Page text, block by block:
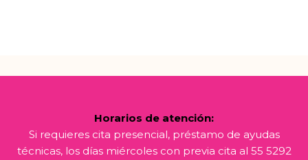
Horarios de atención:
Si requieres cita presencial, préstamo de ayudas
técnicas, los días miércoles con previa cita al 55 5292